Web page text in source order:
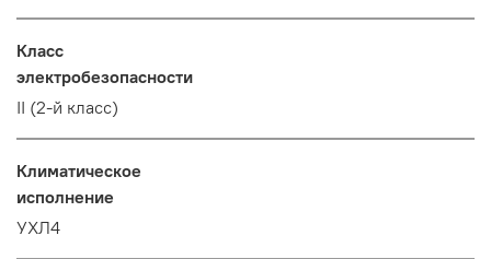
Класс
электробезопасности
II (2-й класс)
Климатическое
исполнение
УХЛ4